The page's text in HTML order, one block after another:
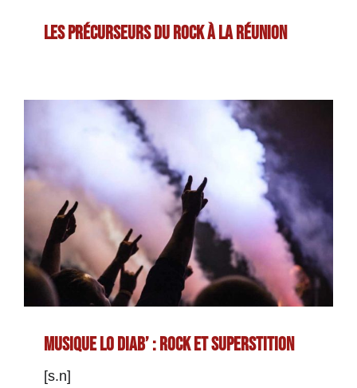
Les précurseurs du rock à La Réunion
Musique lo diab’ : rock et superstition
Musique lo diab’ : rock et superstition
[s.n]